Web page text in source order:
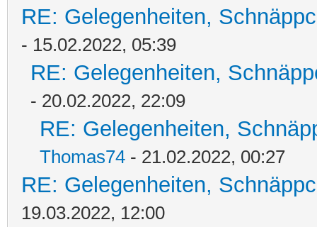
RE: Gelegenheiten,
- 15.02.2022, 05:39
RE: Gelegenheiten,
- 20.02.2022, 22:09
RE: Gelegenheiten,
Thomas74 - 21.02.2022, 00:27
RE: Gelegenheiten,
19.03.2022, 12:00